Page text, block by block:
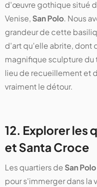
d'œuvre gothique situé
Venise, San Polo. Nous
grandeur de cette
d'art qu'elle abrite, dont
magnifique sculpture du
lieu de recueillement et
vraiment le détour.
12. Explorer les
et Santa Croce
Les quartiers de San Polo
pour s'immerger dans la